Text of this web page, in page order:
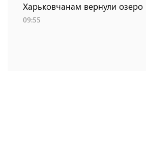
Харьковчанам вернули озеро
09:55